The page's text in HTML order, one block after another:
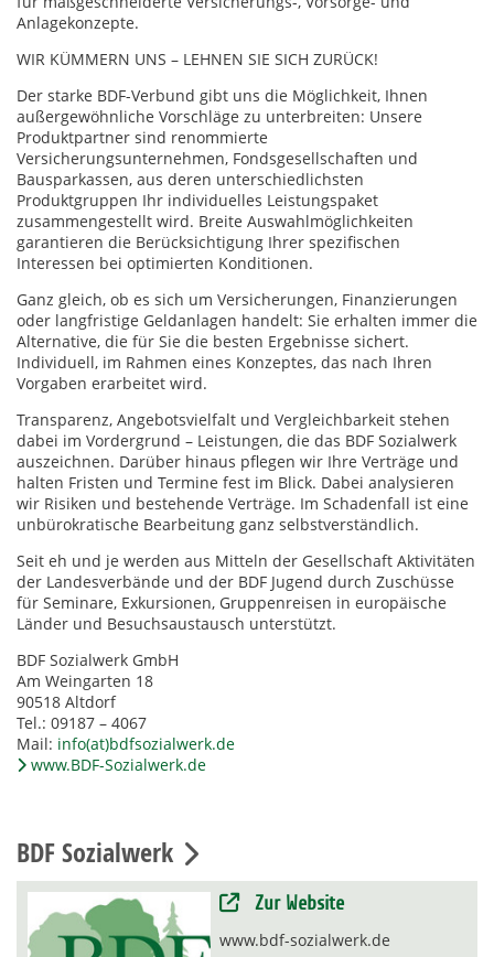
Anlagekonzepte.
WIR KÜMMERN UNS – LEHNEN SIE SICH ZURÜCK!
Der starke BDF-Verbund gibt uns die Möglichkeit, Ihnen
außergewöhnliche Vorschläge zu unterbreiten: Unsere
Produktpartner sind renommierte
Versicherungsunternehmen, Fondsgesellschaften und
Bausparkassen, aus deren unterschiedlichsten
Produktgruppen Ihr individuelles Leistungspaket
zusammengestellt wird. Breite Auswahlmöglichkeiten
garantieren die Berücksichtigung Ihrer spezifischen
Interessen bei optimierten Konditionen.
Ganz gleich, ob es sich um Versicherungen, Finanzierungen
oder langfristige Geldanlagen handelt: Sie erhalten immer die
Alternative, die für Sie die besten Ergebnisse sichert.
Individuell, im Rahmen eines Konzeptes, das nach Ihren
Vorgaben erarbeitet wird.
Transparenz, Angebotsvielfalt und Vergleichbarkeit stehen
dabei im Vordergrund – Leistungen, die das BDF Sozialwerk
auszeichnen. Darüber hinaus pflegen wir Ihre Verträge und
halten Fristen und Termine fest im Blick. Dabei analysieren
wir Risiken und bestehende Verträge. Im Schadenfall ist eine
unbürokratische Bearbeitung ganz selbstverständlich.
Seit eh und je werden aus Mitteln der Gesellschaft Aktivitäten
der Landesverbände und der BDF Jugend durch Zuschüsse
für Seminare, Exkursionen, Gruppenreisen in europäische
Länder und Besuchsaustausch unterstützt.
BDF Sozialwerk GmbH
Am Weingarten 18
90518 Altdorf
Tel.: 09187 – 4067
Mail: info(at)bdfsozialwerk.de
www.BDF-Sozialwerk.de
BDF Sozialwerk
Zur Website
www.bdf-sozialwerk.de